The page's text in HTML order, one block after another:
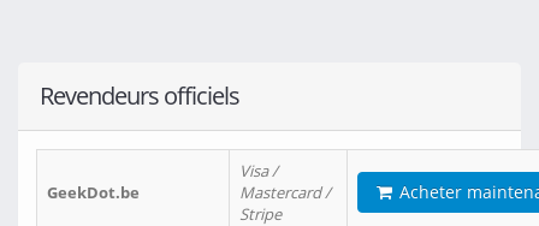
Revendeurs officiels
GeekDot.be
Visa /
Mastercard /
Stripe
Acheter